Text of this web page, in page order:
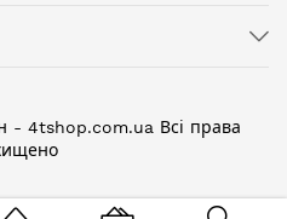
- 4tshop.com.ua Всі права